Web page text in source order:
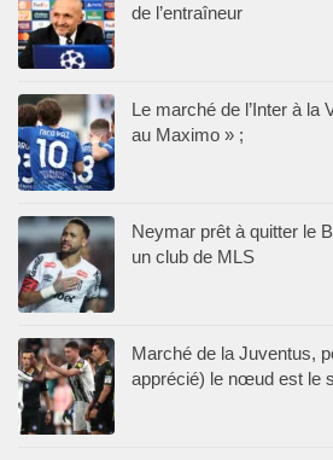
de l’entraîneur
Le marché de l’Inter à la
au Maximo » ;
Neymar prêt à quitter le
un club de MLS
Marché de la Juventus,
apprécié) le nœud est le